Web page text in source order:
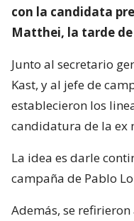
con la candidata
Matthei, la tarde
Junto al secretario
Kast, y al jefe de
establecieron los
candidatura de la ex
La idea es darle
campaña de Pablo
Además, se